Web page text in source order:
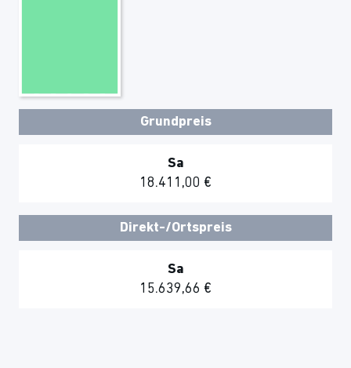
Grundpreis
Sa
18.411,00 €
Direkt-/Ortspreis
Sa
15.639,66 €